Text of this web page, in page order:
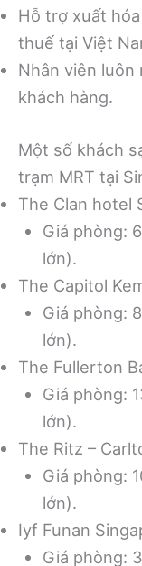
Hỗ trợ xuất hóa
thuế tại Việt
Nhân viên
khách hàng.
Một số khách
trạm MRT tại
The Clan hotel
Giá phòng:
lớn).
The Capitol
Giá phòng:
lớn).
The Fullerton
Giá phòng:
lớn).
The Ritz –
Giá phòng:
lớn).
Iyf Funan
Giá phòng: